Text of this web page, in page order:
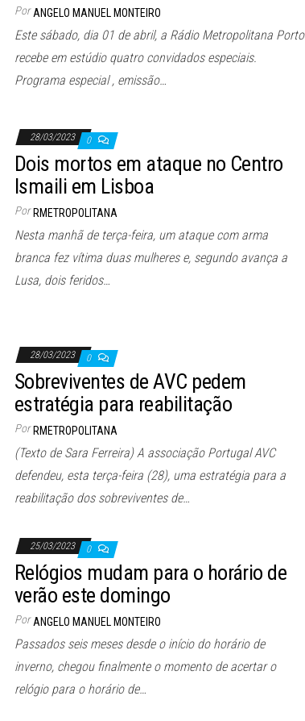
Por ANGELO MANUEL MONTEIRO
Este sábado, dia 01 de abril, a Rádio Metropolitana Porto
recebe em estúdio quatro convidados especiais.
Programa especial , emissão…
28/03/2023 0
Dois mortos em ataque no Centro
Ismaili em Lisboa
Por RMETROPOLITANA
Nesta manhã de terça-feira, um ataque com arma
branca fez vítima duas mulheres e, segundo avança a
Lusa, dois feridos…
28/03/2023 0
Sobreviventes de AVC pedem
estratégia para reabilitação
Por RMETROPOLITANA
(Texto de Sara Ferreira) A associação Portugal AVC
defendeu, esta terça-feira (28), uma estratégia para a
reabilitação dos sobreviventes de…
25/03/2023 0
Relógios mudam para o horário de
verão este domingo
Por ANGELO MANUEL MONTEIRO
Passados seis meses desde o início do horário de
inverno, chegou finalmente o momento de acertar o
relógio para o horário de…